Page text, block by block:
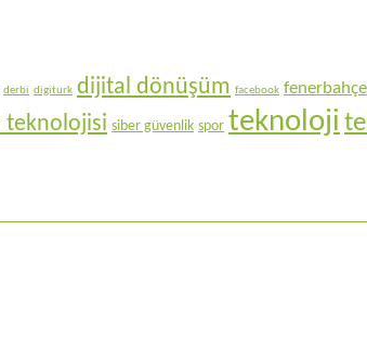
derbi digiturk dijital dönüşüm facebook fenerbahçe
teknolojisi siber güvenlik spor teknoloji